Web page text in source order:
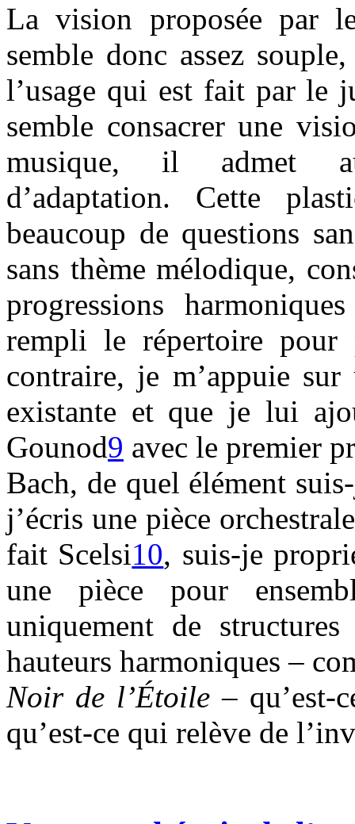
La vision proposée par
semble donc assez
l’usage qui est fait par le
semble consacrer une
musique, il admet
d’adaptation. Cette
beaucoup de questions
sans thème mélodique,
progressions
rempli le répertoire
contraire, je m’appuie sur
existante et que je lui
Gounod9 avec le premier
Bach, de quel élément
j’écris une pièce
fait Scelsi10, suis-je
une pièce pour
uniquement de
hauteurs harmoniques –
Noir de l’Étoile– qu’est-
qu’est-ce qui relève de